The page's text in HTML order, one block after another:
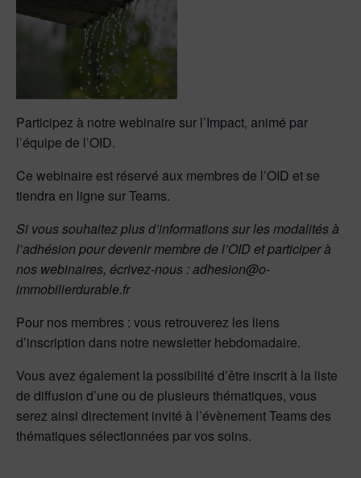
Participez à notre webinaire sur l’Impact, animé par
l’équipe de l’OID.
Ce webinaire est réservé aux membres de l’OID et se
tiendra en ligne sur Teams.
Si vous souhaitez plus d’informations sur les modalités à
l’adhésion pour devenir membre de l’OID et participer à
nos webinaires, écrivez-nous : adhesion@o-
immobilierdurable.fr
Pour nos membres : vous retrouverez les liens
d’inscription dans notre newsletter hebdomadaire.
Vous avez également la possibilité d’être inscrit à la liste
de diffusion d’une ou de plusieurs thématiques, vous
serez ainsi directement invité à l’évènement Teams des
thématiques sélectionnées par vos soins.